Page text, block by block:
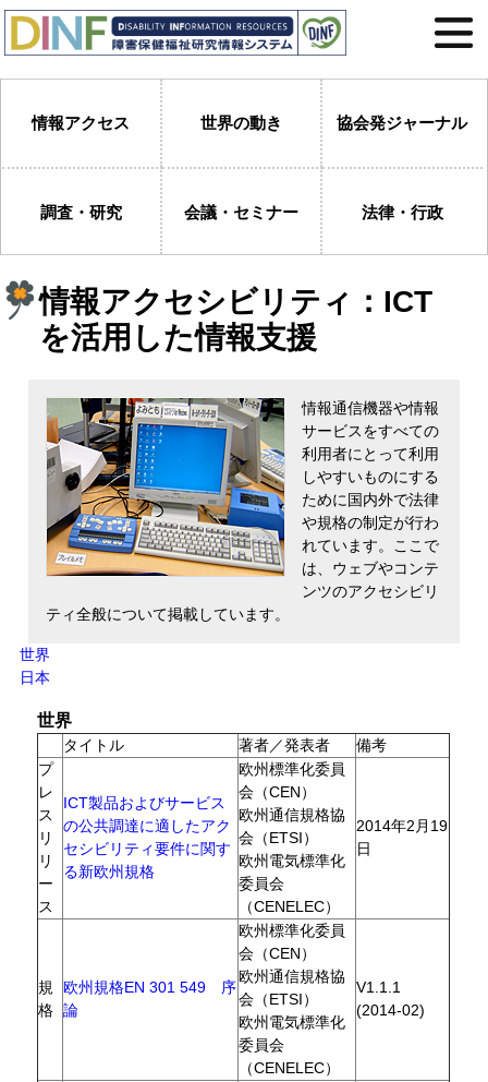
情報アクセス 世界の動き 協会発ジャーナル
調査・研究 会議・セミナー 法律・行政
情報アクセシビリティ：ICT
を活用した情報支援
情報通信機器や情報
サービスをすべての
利用者にとって利用
しやすいものにする
ために国内外で法律
や規格の制定が行わ
れています。ここで
は、ウェブやコンテ
ンツのアクセシビリ
ティ全般について掲載しています。
世界
日本
世界
タイトル 著者／発表者
備考
プ
レ
ス
リ
リ
ー
ス
ICT製品およびサービス
の公共調達に適したアク
セシビリティ要件に関す
る新欧州規格
欧州標準化委員
会（CEN）
欧州通信規格協
会（ETSI）
欧州電気標準化
委員会
（CENELEC）
2014年2月19
日
規
格
欧州規格EN 301 549 序
論
欧州標準化委員
会（CEN）
欧州通信規格協
会（ETSI）
欧州電気標準化
委員会
（CENELEC）
V1.1.1
(2014-02)